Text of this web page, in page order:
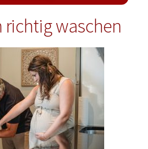
waschen